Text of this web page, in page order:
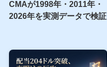
CMAが1998年・2011年・
2026年を実測データで検証